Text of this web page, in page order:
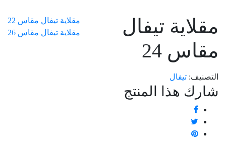
مقلاية تيفال مقاس 22
مقلاية تيفال مقاس 26
مقلاية تيفال
مقاس 24
التصنيف:تيفال
شارك هذا المنتج